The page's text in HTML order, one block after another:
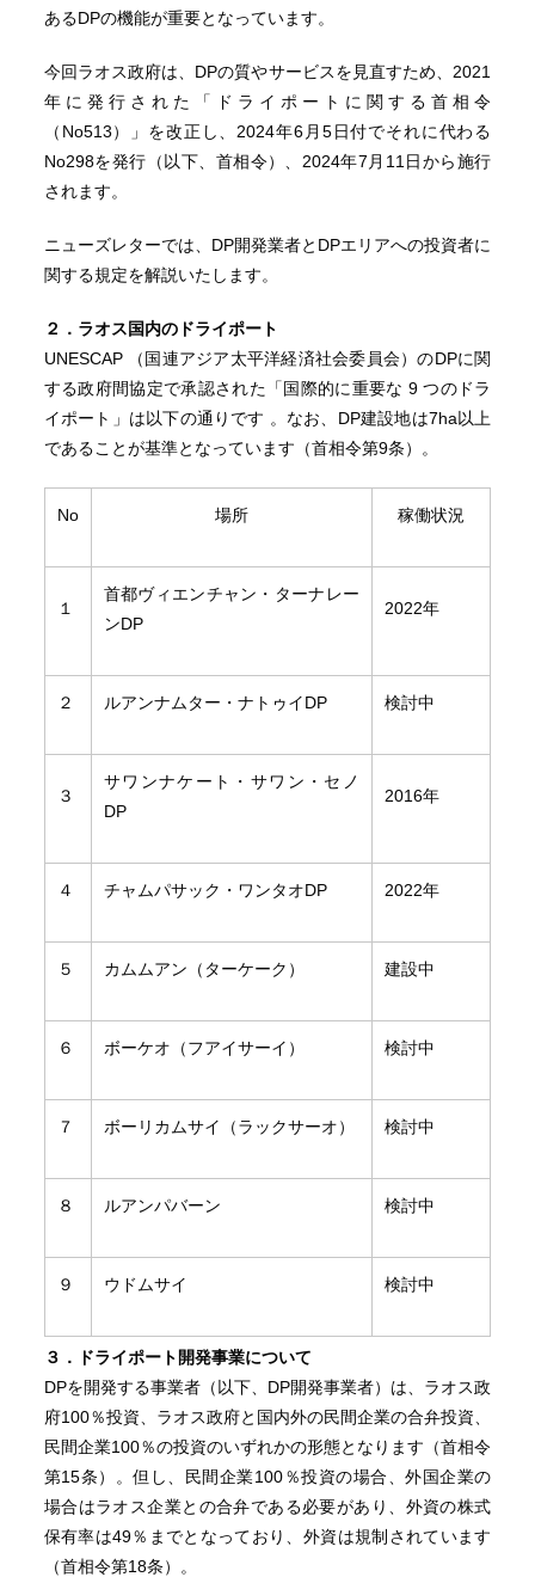
あるDPの機能が重要となっています。
今回ラオス政府は、DPの質やサービスを見直すため、2021
年に発行された「ドライポートに関する首相令
（No513）」を改正し、2024年6月5日付でそれに代わる
No298を発行（以下、首相令）、2024年7月11日から施行
されます。
ニューズレターでは、DP開発業者とDPエリアへの投資者に
関する規定を解説いたします。
２．ラオス国内のドライポート
UNESCAP （国連アジア太平洋経済社会委員会）のDPに関
する政府間協定で承認された「国際的に重要な 9 つのドラ
イポート」は以下の通りです 。なお、DP建設地は7ha以上
であることが基準となっています（首相令第9条）。
No 場所 稼働状況
１
首都ヴィエンチャン・ターナレー
ンDP
2022年
２ ルアンナムター・ナトゥイDP 検討中
３
サワンナケート・サワン・セノ
DP
2016年
４ チャムパサック・ワンタオDP 2022年
５ カムムアン（ターケーク） 建設中
６ ボーケオ（フアイサーイ） 検討中
７ ボーリカムサイ（ラックサーオ） 検討中
８ ルアンパバーン 検討中
９ ウドムサイ 検討中
３．ドライポート開発事業について
DPを開発する事業者（以下、DP開発事業者）は、ラオス政
府100％投資、ラオス政府と国内外の民間企業の合弁投資、
民間企業100％の投資のいずれかの形態となります（首相令
第15条）。但し、民間企業100％投資の場合、外国企業の
場合はラオス企業との合弁である必要があり、外資の株式
保有率は49％までとなっており、外資は規制されています
（首相令第18条）。